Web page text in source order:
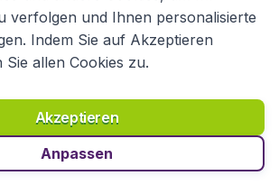
Bedingungen
Haftungsausschluss
Cookies Copyright © 2026
verfolgen und Ihnen personalisierte
Indem Sie auf Akzeptieren
Sie allen Cookies zu.
Akzeptieren
Anpassen